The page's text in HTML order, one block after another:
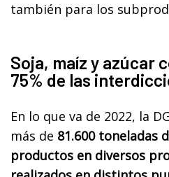
también para los
Soja, maíz y azúcar
75% de las
En lo que va de 2022, la
más de 81.600 toneladas
productos en diversos